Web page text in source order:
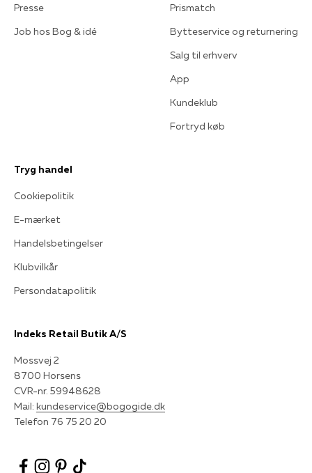
Presse
Job hos Bog & idé
Prismatch
Bytteservice og returnering
Salg til erhverv
App
Kundeklub
Fortryd køb
Tryg handel
Cookiepolitik
E-mærket
Handelsbetingelser
Klubvilkår
Persondatapolitik
Indeks Retail Butik A/S
Mossvej 2
8700 Horsens
CVR-nr. 59948628
Mail: kundeservice@bogogide.dk
Telefon 76 75 20 20